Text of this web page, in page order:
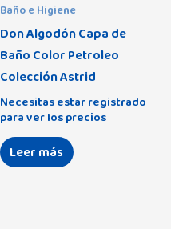
Baño e Higiene
Don Algodón Capa de
Baño Color Petroleo
Colección Astrid
Necesitas estar registrado
para ver los precios
Leer más